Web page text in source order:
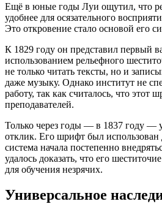
Ещё в юные годы Луи ощутил, что
удобнее для осязательного
Это откровение стало основой его
К 1829 году он представил первый
использованием рельефного
не только читать тексты, но и
даже музыку. Однако институт не
работу, так как считалось, что этот
преподавателей.
Только через годы — в 1837 году —
отклик. Его шрифт был использован
система начала постепенно
удалось доказать, что его
для обучения незрячих.
Универсальное